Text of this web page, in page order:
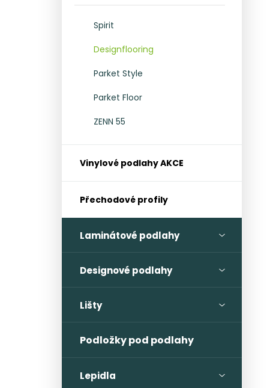
Spirit
Designflooring
Parket Style
Parket Floor
ZENN 55
Vinylové podlahy AKCE
Přechodové profily
Laminátové podlahy
Designové podlahy
Lišty
Podložky pod podlahy
Lepidla